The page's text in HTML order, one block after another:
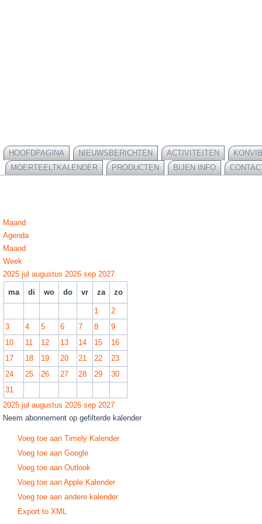
HOOFDPAGINA NIEUWSBERICHTEN ACTIVITEITEN
KONVIB
MOERTEELTKALENDER
PRODUCTEN BIJEN INFO
Maand
Agenda
Maand
Week
2025 jul augustus 2026 sep 2027
ma di wo do vr za zo
1
2
3
4 5 6 7 8
9
10
11 12 13 14 15
16
17
18 19 20 21 22
23
24
25 26 27 28 29
30
31
2025 jul augustus 2026 sep 2027
Neem abonnement op gefilterde kalender
Voeg toe aan Timely Kalender
Voeg toe aan Google
Voeg toe aan Outlook
Voeg toe aan Apple Kalender
Voeg toe aan andere kalender
Export to XML